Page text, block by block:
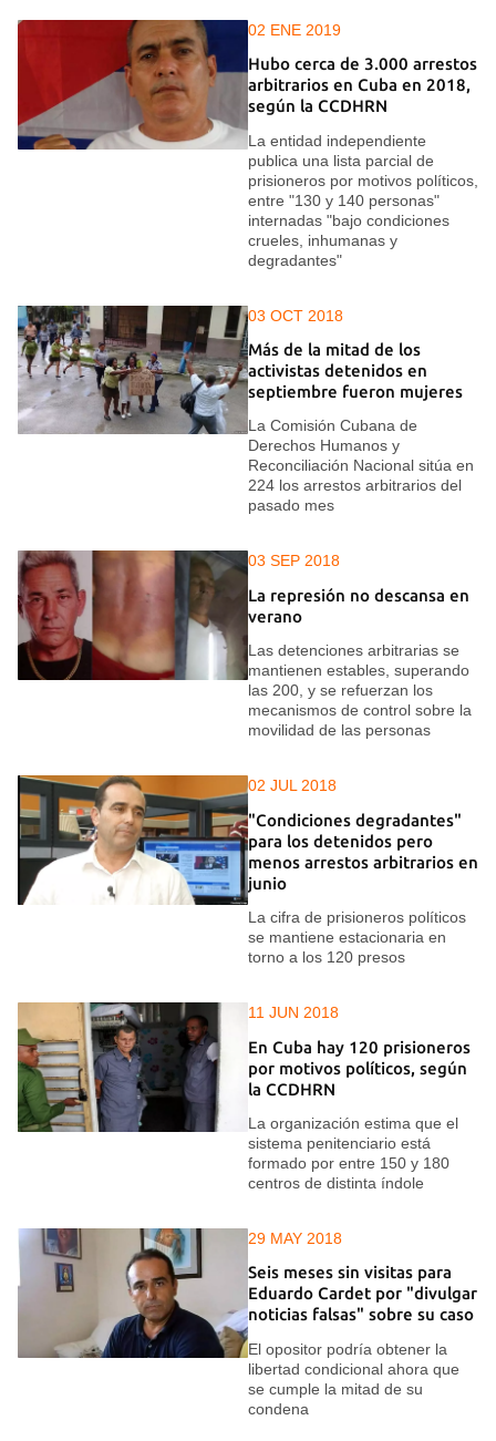
02 ENE 2019
Hubo cerca de 3.000 arrestos
arbitrarios en Cuba en 2018,
según la CCDHRN
La entidad independiente
publica una lista parcial de
prisioneros por motivos políticos,
entre "130 y 140 personas"
internadas "bajo condiciones
crueles, inhumanas y
degradantes"
03 OCT 2018
Más de la mitad de los
activistas detenidos en
septiembre fueron mujeres
La Comisión Cubana de
Derechos Humanos y
Reconciliación Nacional sitúa en
224 los arrestos arbitrarios del
pasado mes
03 SEP 2018
La represión no descansa en
verano
Las detenciones arbitrarias se
mantienen estables, superando
las 200, y se refuerzan los
mecanismos de control sobre la
movilidad de las personas
02 JUL 2018
"Condiciones degradantes"
para los detenidos pero
menos arrestos arbitrarios en
junio
La cifra de prisioneros políticos
se mantiene estacionaria en
torno a los 120 presos
11 JUN 2018
En Cuba hay 120 prisioneros
por motivos políticos, según
la CCDHRN
La organización estima que el
sistema penitenciario está
formado por entre 150 y 180
centros de distinta índole
29 MAY 2018
Seis meses sin visitas para
Eduardo Cardet por "divulgar
noticias falsas" sobre su caso
El opositor podría obtener la
libertad condicional ahora que
se cumple la mitad de su
condena